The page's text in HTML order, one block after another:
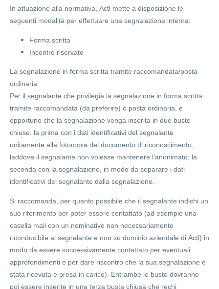
In attuazione alla normativa, Actl mette a disposizione le
seguenti modalità per effettuare una segnalazione interna:
Forma scritta
Incontro riservato
La segnalazione in forma scritta tramite raccomandata/posta
ordinaria
Per il segnalante che privilegia la segnalazione in forma scritta
tramite raccomandata (da preferire) o posta ordinaria, è
opportuno che la segnalazione venga inserita in due buste
chiuse: la prima con i dati identificativi del segnalante
unitamente alla fotocopia del documento di riconoscimento,
laddove il segnalante non volesse mantenere l’anonimato; la
seconda con la segnalazione, in modo da separare i dati
identificativi del segnalante dalla segnalazione.
Si raccomanda, per quanto possibile che il segnalante indichi un
suo riferimento per poter essere contattato (ad esempio una
casella mail con un nominativo non necessariamente
riconducibile al segnalante e non su dominio aziendale di Actl) in
modo da essere successivamente contattato per eventuali
approfondimenti e per dare riscontro che la sua segnalazione è
stata ricevuta e presa in carico). Entrambe le buste dovranno
poi essere inserite in una terza busta chiusa che rechi